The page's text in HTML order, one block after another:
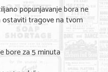
popunjavanje bora ne
ostaviti tragove na tvom
bore za 5 minuta